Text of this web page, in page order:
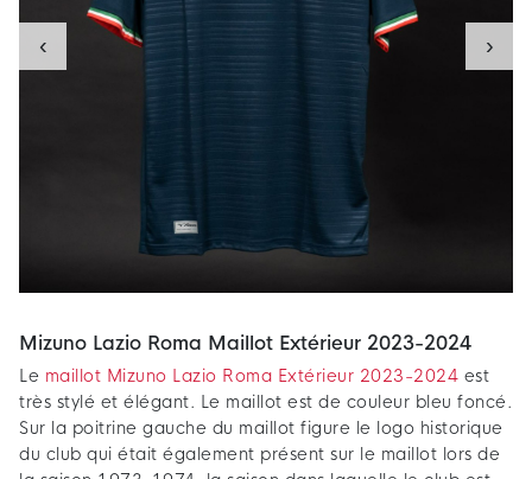
‹ ›
Mizuno Lazio Roma Maillot Extérieur 2023-2024
Le maillot Mizuno Lazio Roma Extérieur 2023-2024 est
très stylé et élégant. Le maillot est de couleur bleu foncé.
Sur la poitrine gauche du maillot figure le logo historique
du club qui était également présent sur le maillot lors de